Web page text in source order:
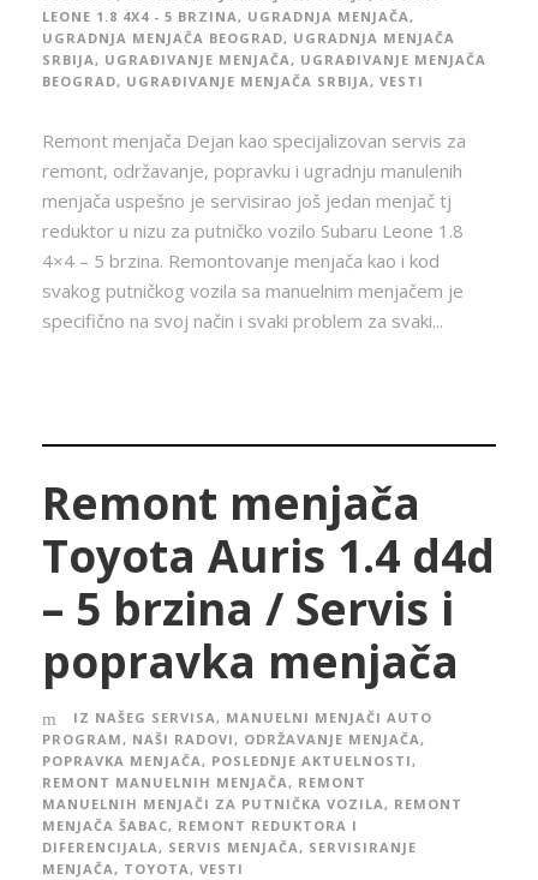
LEONE 1.8 4X4 - 5 BRZINA, UGRADNJA MENJAČA,
UGRADNJA MENJAČA BEOGRAD, UGRADNJA MENJAČA
SRBIJA, UGRAĐIVANJE MENJAČA, UGRAĐIVANJE MENJAČA
BEOGRAD, UGRAĐIVANJE MENJAČA SRBIJA, VESTI
Remont menjača Dejan kao specijalizovan servis za
remont, održavanje, popravku i ugradnju manulenih
menjača uspešno je servisirao još jedan menjač tj
reduktor u nizu za putničko vozilo Subaru Leone 1.8
4×4 – 5 brzina. Remontovanje menjača kao i kod
svakog putničkog vozila sa manuelnim menjačem je
specifično na svoj način i svaki problem za svaki...
Remont menjača
Toyota Auris 1.4 d4d
– 5 brzina / Servis i
popravka menjača
IZ NAŠEG SERVISA, MANUELNI MENJAČI AUTO
PROGRAM, NAŠI RADOVI, ODRŽAVANJE MENJAČA,
POPRAVKA MENJAČA, POSLEDNJE AKTUELNOSTI,
REMONT MANUELNIH MENJAČA, REMONT
MANUELNIH MENJAČI ZA PUTNIČKA VOZILA, REMONT
MENJAČA ŠABAC, REMONT REDUKTORA I
DIFERENCIJALA, SERVIS MENJAČA, SERVISIRANJE
MENJAČA, TOYOTA, VESTI